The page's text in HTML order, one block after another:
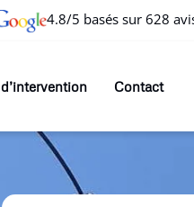
4.8/5 basés sur 628
Contact